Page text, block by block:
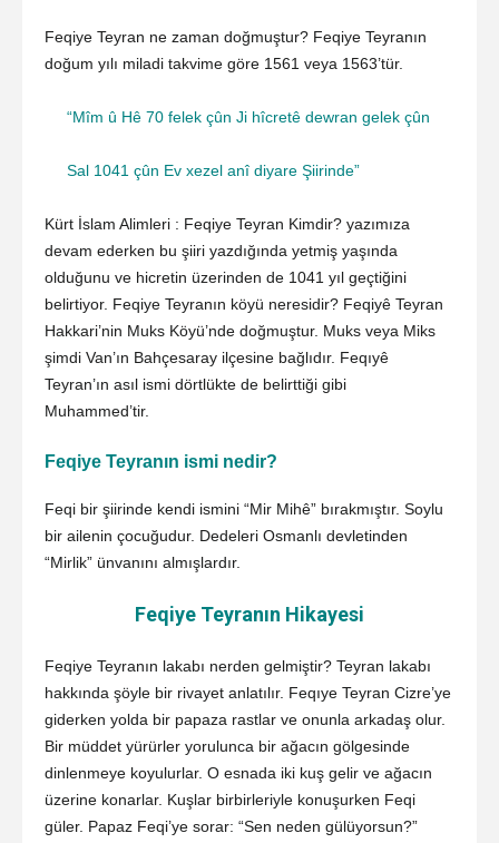
Feqiye Teyran ne zaman doğmuştur? Feqiye Teyranın
doğum yılı miladi takvime göre 1561 veya 1563’tür.
“Mîm û Hê 70 felek çûn Ji hîcretê dewran gelek çûn
Sal 1041 çûn Ev xezel anî diyare Şiirinde”
Kürt İslam Alimleri : Feqiye Teyran Kimdir? yazımıza
devam ederken bu şiiri yazdığında yetmiş yaşında
olduğunu ve hicretin üzerinden de 1041 yıl geçtiğini
belirtiyor. Feqiye Teyranın köyü neresidir? Feqiyê Teyran
Hakkari’nin Muks Köyü’nde doğmuştur. Muks veya Miks
şimdi Van’ın Bahçesaray ilçesine bağlıdır. Feqıyê
Teyran’ın asıl ismi dörtlükte de belirttiği gibi
Muhammed’tir.
Feqiye Teyranın ismi nedir?
Feqi bir şiirinde kendi ismini “Mir Mihê” bırakmıştır. Soylu
bir ailenin çocuğudur. Dedeleri Osmanlı devletinden
“Mirlik” ünvanını almışlardır.
Feqiye Teyranın Hikayesi
Feqiye Teyranın lakabı nerden gelmiştir? Teyran lakabı
hakkında şöyle bir rivayet anlatılır. Feqıye Teyran Cizre’ye
giderken yolda bir papaza rastlar ve onunla arkadaş olur.
Bir müddet yürürler yorulunca bir ağacın gölgesinde
dinlenmeye koyulurlar. O esnada iki kuş gelir ve ağacın
üzerine konarlar. Kuşlar birbirleriyle konuşurken Feqi
güler. Papaz Feqi’ye sorar: “Sen neden gülüyorsun?”